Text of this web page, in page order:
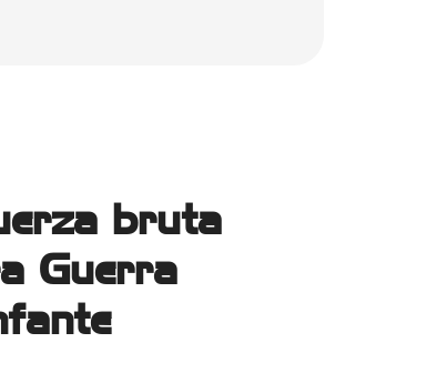
bruta
Guerra